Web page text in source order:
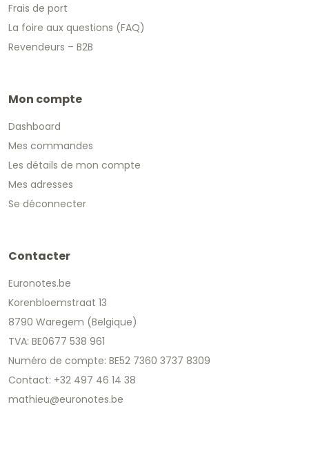
Frais de port
La foire aux questions (FAQ)
Revendeurs – B2B
Mon compte
Dashboard
Mes commandes
Les détails de mon compte
Mes adresses
Se déconnecter
Contacter
Euronotes.be
Korenbloemstraat 13
8790 Waregem (Belgique)
TVA: BE0677 538 961
Numéro de compte: BE52 7360 3737 8309
Contact: +32 497 46 14 38
mathieu@euronotes.be